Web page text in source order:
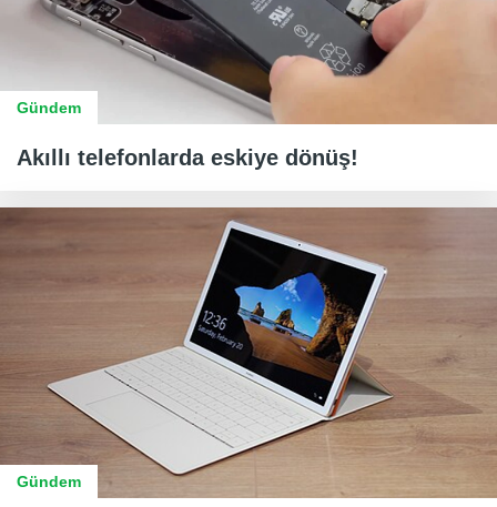
Gündem
Akıllı telefonlarda eskiye dönüş!
Gündem